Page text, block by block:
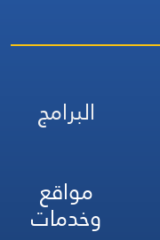
البرامج
مواقع
وخدمات